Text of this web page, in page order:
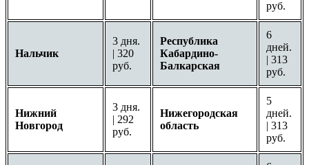
руб.
Нальчик
3 дня.
| 320
руб.
Республика
Кабардино-
Балкарская
6
дней.
| 313
руб.
Нижний
Новгород
3 дня.
| 292
руб.
Нижегородская
область
5
дней.
| 313
руб.